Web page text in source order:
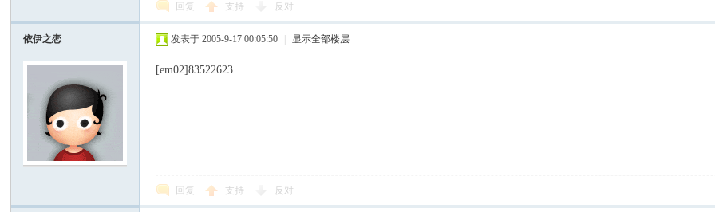
回复 支持 反对
依伊之恋 发表于 2005-9-17 00:05:50 显示全部楼层
[em02]83522623
回复 支持 反对